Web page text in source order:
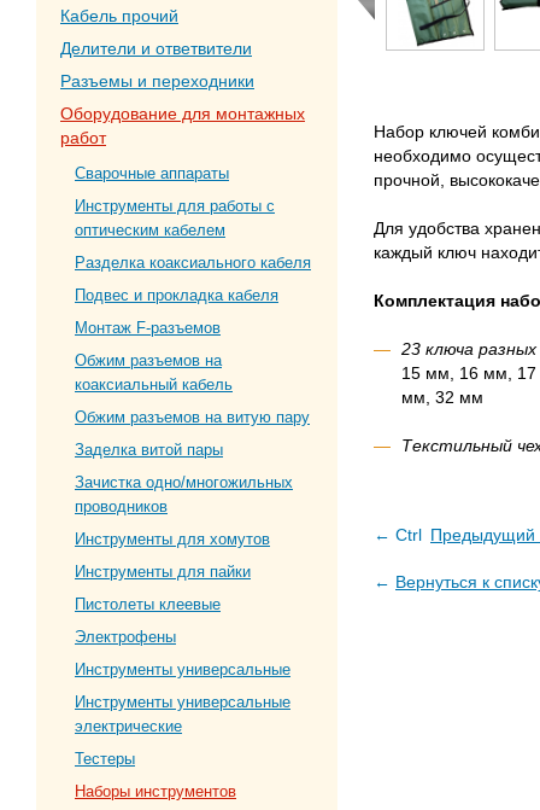
Кабель прочий
Делители и ответвители
Разъемы и переходники
Оборудование для монтажных
работ
Сварочные аппараты
Инструменты для работы с
оптическим кабелем
Разделка коаксиального кабеля
Подвес и прокладка кабеля
Монтаж F-разъемов
Обжим разъемов на
коаксиальный кабель
Обжим разъемов на витую пару
Заделка витой пары
Зачистка одно/многожильных
проводников
Инструменты для хомутов
Инструменты для пайки
Пистолеты клеевые
Электрофены
Инструменты универсальные
Инструменты универсальные
электрические
Тестеры
Наборы инструментов
Набор ключей
необходимо
прочной,
Для удобства
каждый ключ
Комплектация
23 ключа
15 мм, 16 мм,
мм, 32 мм
Текстильный
← Ctrl Предыдущий
← Вернуться к